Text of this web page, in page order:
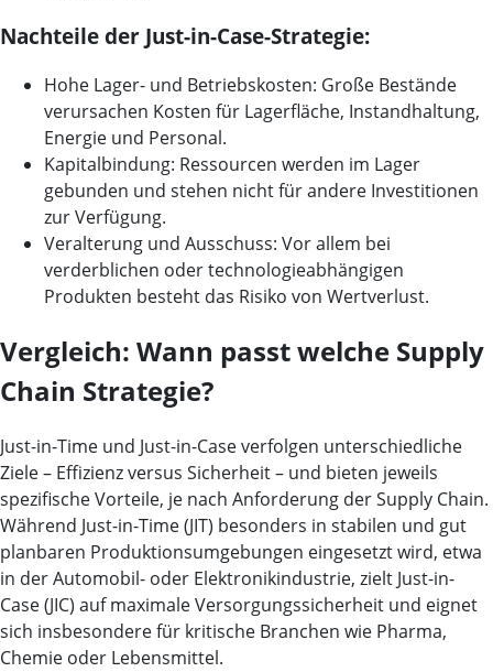
Nachteile der Just-in-Case-Strategie:
Hohe Lager- und Betriebskosten: Große Bestände
verursachen Kosten für Lagerfläche, Instandhaltung,
Energie und Personal.
Kapitalbindung: Ressourcen werden im Lager
gebunden und stehen nicht für andere Investitionen
zur Verfügung.
Veralterung und Ausschuss: Vor allem bei
verderblichen oder technologieabhängigen
Produkten besteht das Risiko von Wertverlust.
Vergleich: Wann passt welche Supply
Chain Strategie?
Just-in-Time und Just-in-Case verfolgen unterschiedliche
Ziele – Effizienz versus Sicherheit – und bieten jeweils
spezifische Vorteile, je nach Anforderung der Supply Chain.
Während Just-in-Time (JIT) besonders in stabilen und gut
planbaren Produktionsumgebungen eingesetzt wird, etwa
in der Automobil- oder Elektronikindustrie, zielt Just-in-
Case (JIC) auf maximale Versorgungssicherheit und eignet
sich insbesondere für kritische Branchen wie Pharma,
Chemie oder Lebensmittel.